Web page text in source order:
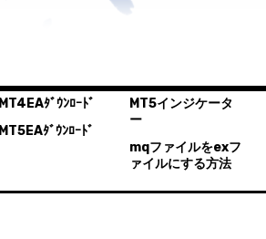
MT4EAﾀﾞｳﾝﾛｰﾄﾞ
MT5EAﾀﾞｳﾝﾛｰﾄﾞ
MT5インジケータ
ー
mqファイルをexフ
ァイルにする方法